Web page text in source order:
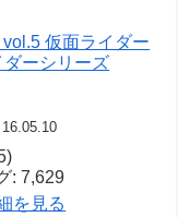
仮面ライダー
ーシリーズ
: 7,629
を見る